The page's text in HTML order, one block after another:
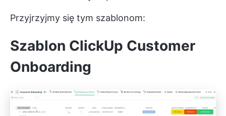
Przyjrzyjmy się tym szablonom:
Szablon ClickUp Customer
Onboarding